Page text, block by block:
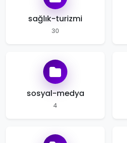
sağlık-turizmi
30
sosyal-medya
4